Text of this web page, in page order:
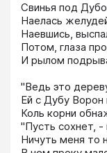
Свинья под
Наелась
Наевшись,
Потом, глаза
И рылом
"Ведь это
Ей с Дубу Ворон
Коль корни
"Пусть сохнет, -
Ничуть меня то